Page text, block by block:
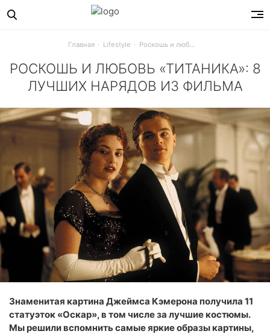
Главная Lifestyle
РОСКОШЬ И ЛЮБОВЬ «ТИТАНИКА»: 8
ЛУЧШИХ НАРЯДОВ ИЗ ФИЛЬМА
Свой День рождения празднует фильм Джеймса
Знаменитая картина Джеймса Кэмерона получила 11
статуэток «Оскар», в том числе за лучшие костюмы.
Мы решили вспомнить самые яркие образы картины,